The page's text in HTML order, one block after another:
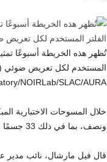
تُظهر هذه الخريطة أسبوعًا
NOIRLab/SLAC/AURA)
ونصف، بما في ذلك 33 جسمًا قريبًا من الأرض و380 جسمًا عابرًا لنبتون، وفقًا لـ SLAC.